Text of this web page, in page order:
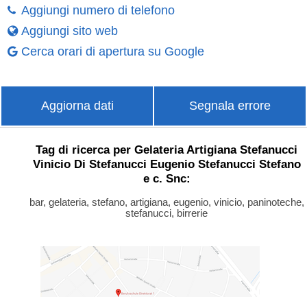
Aggiungi numero di telefono
Aggiungi sito web
Cerca orari di apertura su Google
Aggiorna dati Segnala errore
Tag di ricerca per Gelateria Artigiana Stefanucci
Vinicio Di Stefanucci Eugenio Stefanucci Stefano
e c. Snc:
bar, gelateria, stefano, artigiana, eugenio, vinicio, paninoteche,
stefanucci, birrerie